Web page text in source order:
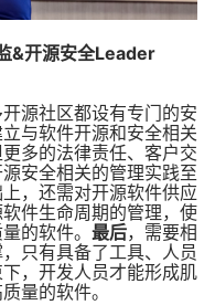
&开源安全Leader
开源社区都设有专门的安
与软件开源和安全相关
多的法律责任、客户交
安全相关的管理实践至
，还需对开源软件供应
件生命周期的管理，使
的软件。 最后，需要相
只有具备了工具、人员
，开发人员才能形成肌
量的软件。